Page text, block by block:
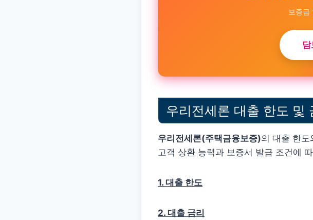
보증금
우리전세론 대출 한도 및
우리전세론(주택금융보증)의 대출 한도
고객 상환 능력과 보증서 발급 조건에
1. 대출 한도
2. 대출 금리